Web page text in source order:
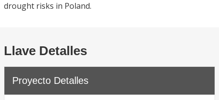
drought risks in Poland.
Llave Detalles
Proyecto Detalles